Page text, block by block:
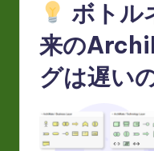
in
ボトル
来の
グは遅い